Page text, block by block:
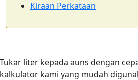
Kiraan Perkataan
Tukar liter kepada auns dengan
kalkulator kami yang mudah